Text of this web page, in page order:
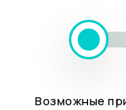
Возможные